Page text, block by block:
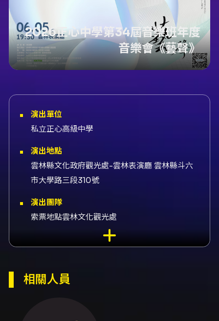
2026正心中學第34屆音樂班年度
音樂會《藝聲》
演出單位
私立正心高級中學
演出地點
雲林縣文化政府觀光處-雲林表演廳 雲林縣斗六
市大學路三段310號
演出團隊
索票地點雲林文化觀光處
19:30（+08:00） - 地點：雲林表演廳，雲林縣
斗六市大學路三段310號 - 入場方式：免費（索
相關人員